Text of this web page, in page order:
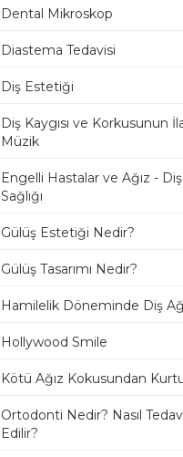
Dental Mikroskop
Diastema Tedavisi
Diş Estetiği
Diş Kaygısı ve Korkusunun
Müzik
Engelli Hastalar ve Ağız - Diş
Sağlığı
Gülüş Estetiği Nedir?
Gülüş Tasarımı Nedir?
Hamilelik Döneminde Diş
Hollywood Smile
Kötü Ağız Kokusundan
Ortodonti Nedir? Nasıl
Edilir?